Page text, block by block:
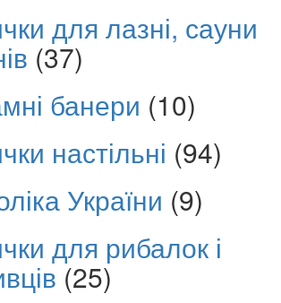
для лазні, сауни
(37)
банери (10)
настільні (94)
України (9)
для рибалок і
(25)